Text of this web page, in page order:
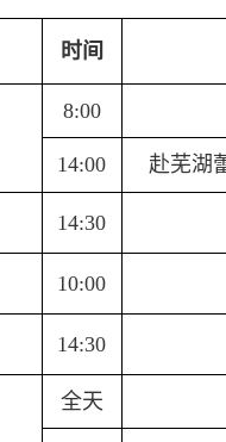
时间
8:00
14:00 赴芜湖
14:30
10:00
14:30
全天